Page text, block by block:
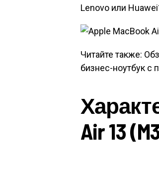
Lenovo или
Читайте также:
бизнес-ноутбук
Air 13